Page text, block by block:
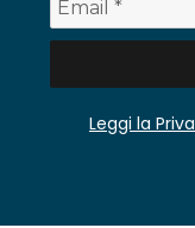
Leggi la